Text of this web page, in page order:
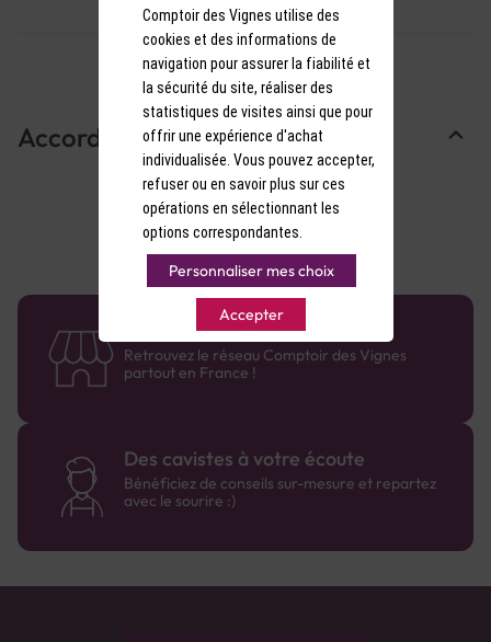
Accords Mets & Vins
58 caves en France
Retrouvez le réseau Comptoir des Vignes
partout en France !
Des cavistes à votre écoute
Bénéficiez de conseils sur-mesure et repartez
avec le sourire :)
Comptoir des Vignes utilise des
cookies et des informations de
navigation pour assurer la fiabilité et
la sécurité du site, réaliser des
statistiques de visites ainsi que pour
offrir une expérience d'achat
individualisée. Vous pouvez accepter,
refuser ou en savoir plus sur ces
opérations en sélectionnant les
options correspondantes.
Personnaliser mes choix
Accepter